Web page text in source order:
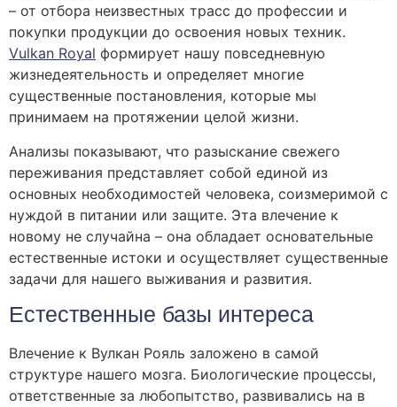
– от отбора неизвестных трасс до профессии и
покупки продукции до освоения новых техник.
Vulkan Royal формирует нашу повседневную
жизнедеятельность и определяет многие
существенные постановления, которые мы
принимаем на протяжении целой жизни.
Анализы показывают, что разыскание свежего
переживания представляет собой единой из
основных необходимостей человека, соизмеримой с
нуждой в питании или защите. Эта влечение к
новому не случайна – она обладает основательные
естественные истоки и осуществляет существенные
задачи для нашего выживания и развития.
Естественные базы интереса
Влечение к Вулкан Рояль заложено в самой
структуре нашего мозга. Биологические процессы,
ответственные за любопытство, развивались на в